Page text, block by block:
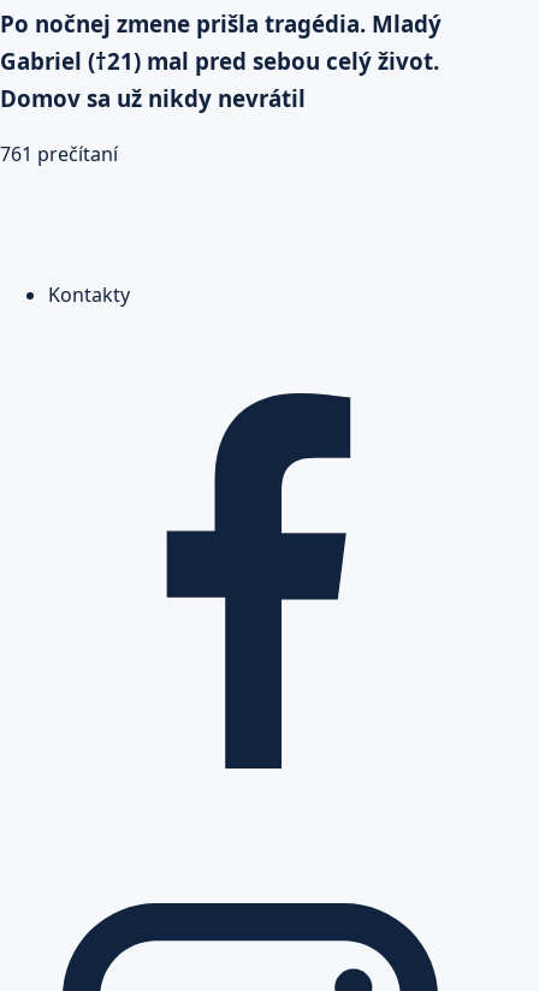
Po nočnej zmene prišla tragédia. Mladý
Gabriel (†21) mal pred sebou celý život.
Domov sa už nikdy nevrátil
761 prečítaní
Kontakty